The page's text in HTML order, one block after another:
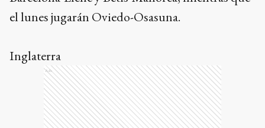
el lunes jugarán Oviedo-Osasuna.
Inglaterra
Ads